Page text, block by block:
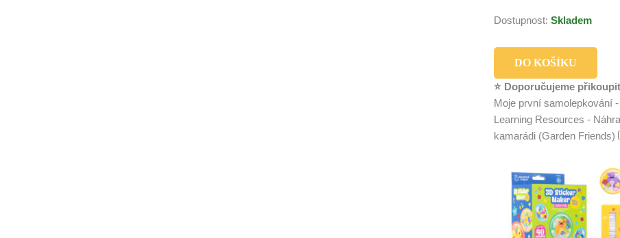
Dostupnost: Skladem
DO KOŠÍKU
⭐ Doporučujeme přikoupit
Moje první samolepkování
Learning Resources -
kamarádi (Garden Friends)